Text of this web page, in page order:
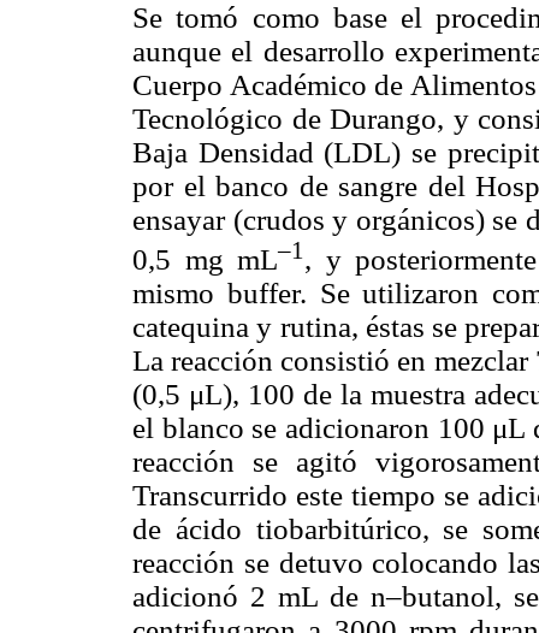
Se tomó como base el
aunque el desarrollo
Cuerpo Académico de
Tecnológico de Durango, y
Baja Densidad (LDL) se
por el banco de sangre del
ensayar (crudos y orgánicos) se
0,5 mg mL–1 , y
mismo buffer. Se utilizaron
catequina y rutina, éstas se
La reacción consistió en
(0,5 μL), 100 de la muestra
el blanco se adicionaron 100 μL
reacción se agitó
Transcurrido este tiempo se
de ácido tiobarbitúrico, se
reacción se detuvo colocando
adicionó 2 mL de n–butanol,